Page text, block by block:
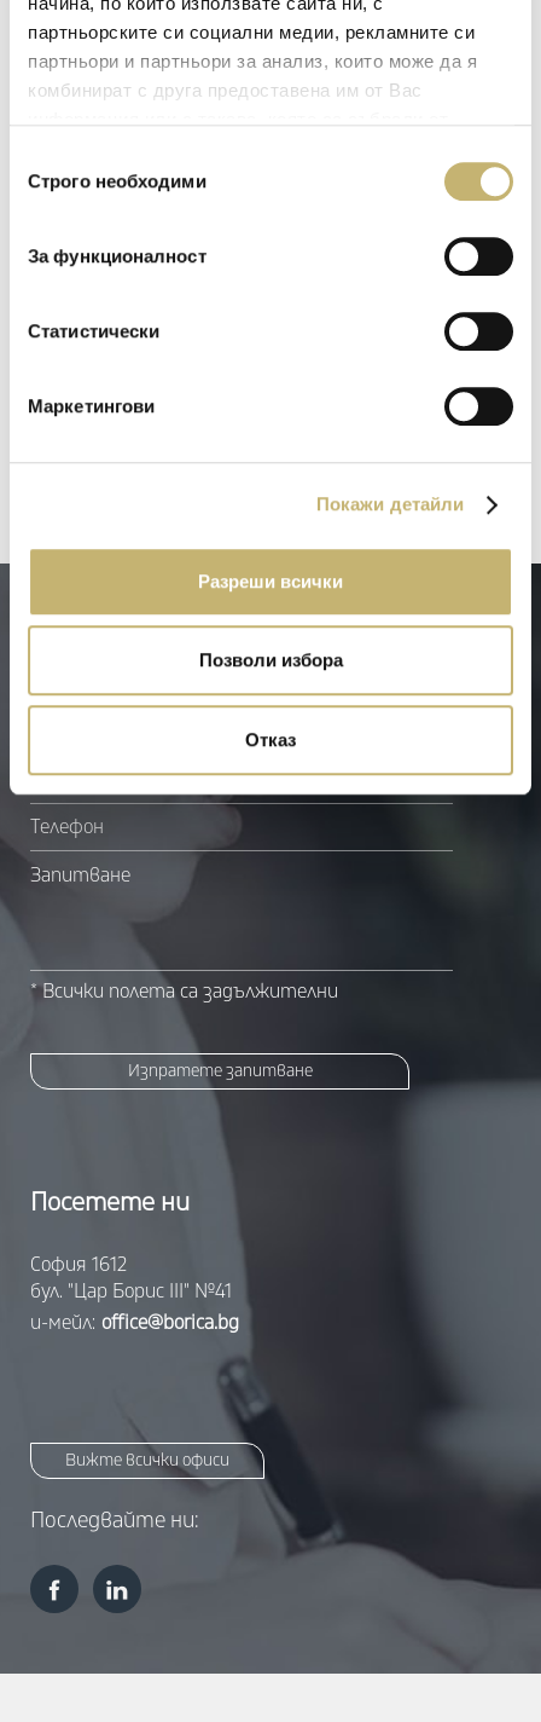
партньорските си социални медии, рекламните си
партньори и партньори за анализ, които може да я
комбинират с друга предоставена им от Вас
наСтрого необходими
За функционалност
Статистически
Маркетингови
Покажи детайли
Разреши всички
Позволи избора
Отказ
свържете с нашия Контактен
център.
Запознайте се с условията за
използване на удостоверение за
електронен подпис в сайтове на
ползвате.
СВЪРЖЕТЕ СЕ С НАС
Изпратете запитване
И-мейл
Телефон
Запитване
* Всички полета са задължителни
Изпратете запитване
Посетете ни
София 1612
бул. "Цар Борис III" №41
и-мейл: office@borica.bg
Вижте всички офиси
Последвайте ни: